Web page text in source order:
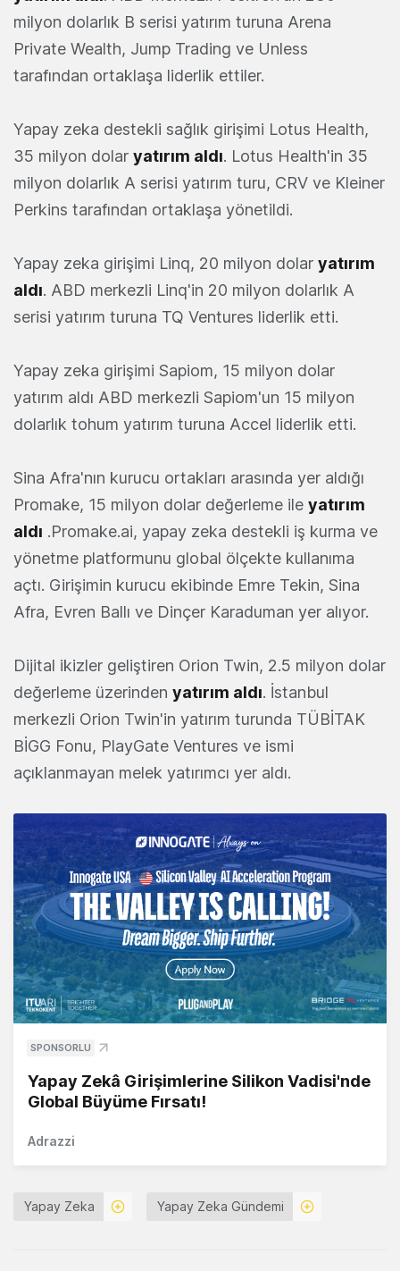
milyon dolarlık B serisi yatırım turuna Arena
Private Wealth, Jump Trading ve Unless
tarafından ortaklaşa liderlik ettiler.
Yapay zeka destekli sağlık girişimi Lotus Health,
35 milyon dolar yatırım aldı. Lotus Health'in 35
milyon dolarlık A serisi yatırım turu, CRV ve Kleiner
Perkins tarafından ortaklaşa yönetildi.
Yapay zeka girişimi Linq, 20 milyon dolar yatırım
aldı. ABD merkezli Linq'in 20 milyon dolarlık A
serisi yatırım turuna TQ Ventures liderlik etti.
Yapay zeka girişimi Sapiom, 15 milyon dolar
yatırım aldı ABD merkezli Sapiom'un 15 milyon
dolarlık tohum yatırım turuna Accel liderlik etti.
Sina Afra'nın kurucu ortakları arasında yer aldığı
Promake, 15 milyon dolar değerleme ile yatırım
aldı .Promake.ai, yapay zeka destekli iş kurma ve
yönetme platformunu global ölçekte kullanıma
açtı. Girişimin kurucu ekibinde Emre Tekin, Sina
Afra, Evren Ballı ve Dinçer Karaduman yer alıyor.
Dijital ikizler geliştiren Orion Twin, 2.5 milyon dolar
değerleme üzerinden yatırım aldı. İstanbul
merkezli Orion Twin'in yatırım turunda TÜBİTAK
BİGG Fonu, PlayGate Ventures ve ismi
açıklanmayan melek yatırımcı yer aldı.
SPONSORLU
Yapay Zekâ Girişimlerine Silikon Vadisi'nde
Global Büyüme Fırsatı!
Adrazzi
Yapay Zeka Yapay Zeka Gündemi